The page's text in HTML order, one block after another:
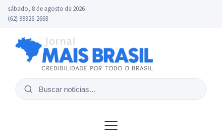
sábado, 8 de agosto de 2026
(62) 99926-2668
Buscar